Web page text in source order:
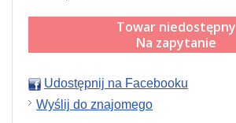
Towar niedostępny
Na zapytanie
Udostępnij na Facebooku
Wyślij do znajomego